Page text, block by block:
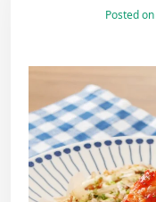
Posted on